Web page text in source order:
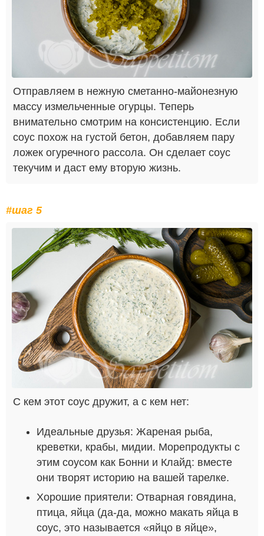
Отправляем в нежную сметанно-майонезную
массу измельченные огурцы. Теперь
внимательно смотрим на консистенцию. Если
соус похож на густой бетон, добавляем пару
ложек огуречного рассола. Он сделает соус
текучим и даст ему вторую жизнь.
#шаг 5
С кем этот соус дружит, а с кем нет:
Идеальные друзья: Жареная рыба,
креветки, крабы, мидии. Морепродукты с
этим соусом как Бонни и Клайд: вместе
они творят историю на вашей тарелке.
Хорошие приятели: Отварная говядина,
птица, яйца (да-да, можно макать яйца в
соус, это называется «яйцо в яйце»,